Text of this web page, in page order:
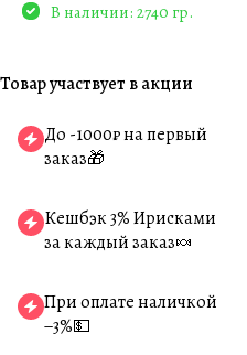
В наличии: 2740 гр.
Товар участвует в акции
До -1000₽ на первый
заказ🎁
Кешбэк 3% Ирисками
за каждый заказ🍬
При оплате наличкой
−3%💵